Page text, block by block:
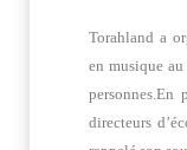
Torahland a
en musique
personnes.En
directeurs